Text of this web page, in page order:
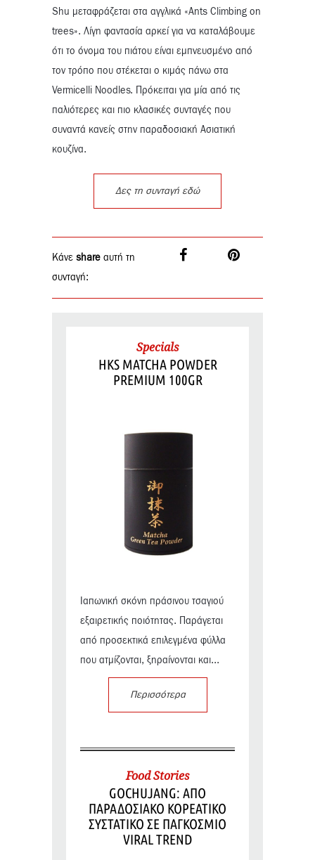
Shu μεταφράζεται στα αγγλικά «Ants Climbing on
trees». Λίγη φαντασία αρκεί για να καταλάβουμε
ότι το όνομα του πιάτου είναι εμπνευσμένο από
τον τρόπο που στέκεται ο κιμάς πάνω στα
Vermicelli Noodles. Πρόκειται για μία από τις
παλιότερες και πιο κλασικές συνταγές που
συναντά κανείς στην παραδοσιακή Ασιατική
κουζίνα.
Δες τη συνταγή εδώ
Κάνε share αυτή τη
συνταγή:
Specials
HKS MATCHA POWDER
PREMIUM 100GR
Ιαπωνική σκόνη πράσινου τσαγιού
εξαιρετικής ποιότητας. Παράγεται
από προσεκτικά επιλεγμένα φύλλα
που ατμίζονται, ξηραίνονται και...
Περισσότερα
Food Stories
GOCHUJANG: ΑΠΟ
ΠΑΡΑΔΟΣΙΑΚΟ ΚΟΡΕΑΤΙΚΟ
ΣΥΣΤΑΤΙΚΟ ΣΕ ΠΑΓΚΟΣΜΙΟ
VIRAL TREND